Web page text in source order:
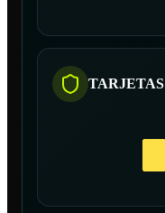
TARJETAS